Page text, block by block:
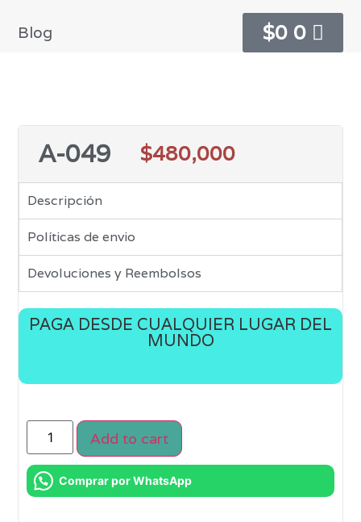
Blog $0 0
A-049 $480,000
Descripción
Políticas de envio
Devoluciones y Reembolsos
PAGA DESDE CUALQUIER LUGAR DEL
MUNDO
Add to cart
Comprar por WhatsApp